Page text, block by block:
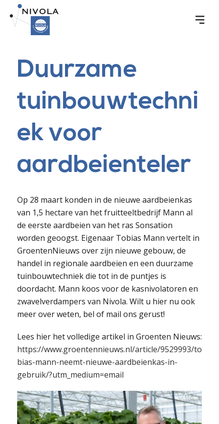
Duurzame
tuinbouwtechni
ek voor
aardbeienteler
Op 28 maart konden in de nieuwe aardbeienkas
van 1,5 hectare van het fruitteeltbedrijf Mann al
de eerste aardbeien van het ras Sonsation
worden geoogst. Eigenaar Tobias Mann vertelt in
GroentenNieuws over zijn nieuwe gebouw, de
handel in regionale aardbeien en een duurzame
tuinbouwtechniek die tot in de puntjes is
doordacht. Mann koos voor de kasnivolatoren en
zwavelverdampers van Nivola. Wilt u hier nu ook
meer over weten, bel of mail ons gerust!
Lees hier het volledige artikel in Groenten Nieuws:
https://www.groentennieuws.nl/article/9529993/to
bias-mann-neemt-nieuwe-aardbeienkas-in-
gebruik/?utm_medium=email